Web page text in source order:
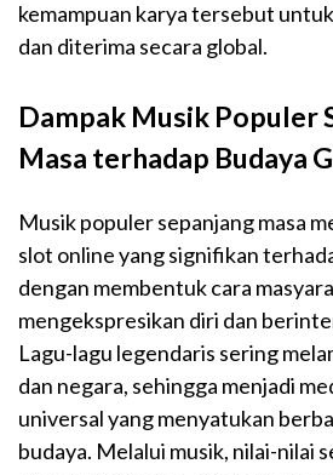
kemampuan karya tersebut
dan diterima secara global.
Dampak Musik Populer
Masa terhadap Budaya
Musik populer sepanjang masa
slot onlineyang signifikan
dengan membentuk cara
mengekspresikan diri dan
Lagu-lagu legendaris sering
dan negara, sehingga menjadi
universal yang menyatukan
budaya. Melalui musik, nilai-nilai